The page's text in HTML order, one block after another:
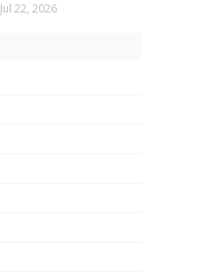
Jul 22, 2026